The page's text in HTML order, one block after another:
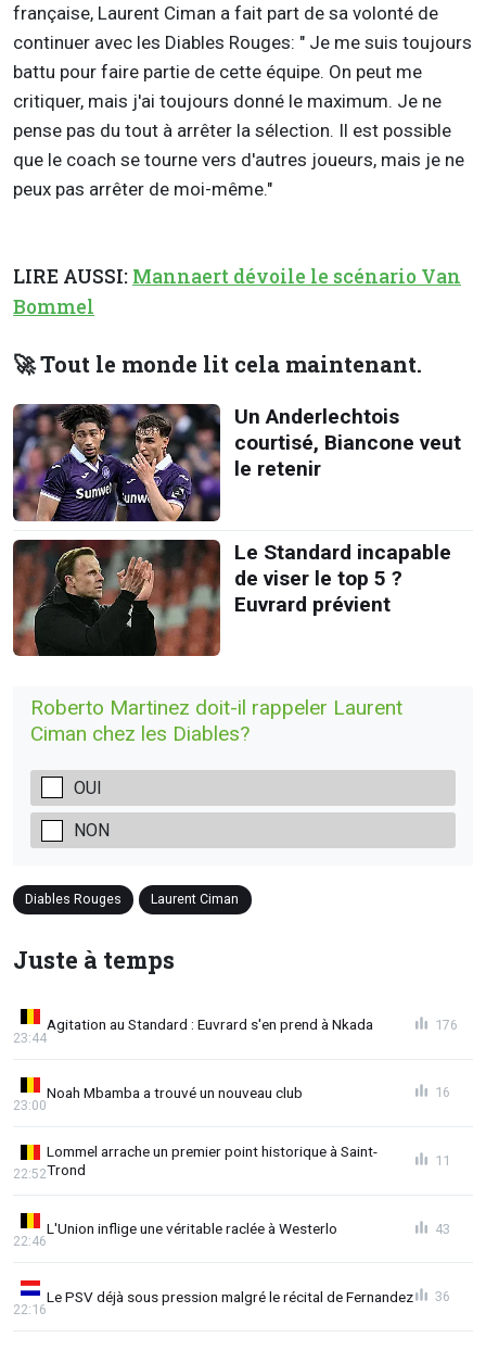
française, Laurent Ciman a fait part de sa volonté de
continuer avec les Diables Rouges: " Je me suis toujours
battu pour faire partie de cette équipe. On peut me
critiquer, mais j'ai toujours donné le maximum. Je ne
pense pas du tout à arrêter la sélection. Il est possible
que le coach se tourne vers d'autres joueurs, mais je ne
peux pas arrêter de moi-même."
LIRE AUSSI: Mannaert dévoile le scénario Van
Bommel
🚀 Tout le monde lit cela maintenant.
Un Anderlechtois
courtisé, Biancone veut
le retenir
Le Standard incapable
de viser le top 5 ?
Euvrard prévient
Roberto Martinez doit-il rappeler Laurent
Ciman chez les Diables?
OUI
NON
Diables Rouges Laurent Ciman
Juste à temps
Agitation au Standard : Euvrard s'en prend à Nkada
23:44
176
Noah Mbamba a trouvé un nouveau club
23:00
16
Lommel arrache un premier point historique à Saint-
Trond
22:52
11
L'Union inflige une véritable raclée à Westerlo
22:46
43
Le PSV déjà sous pression malgré le récital de Fernandez
22:16
36